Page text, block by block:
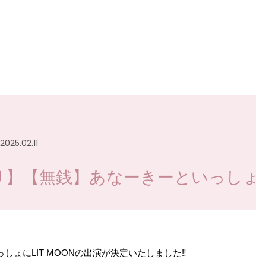
2025.02.11
】【無銭】あなーきーといっしょ
しょにLIT MOONの出演が決定いたしました‼️